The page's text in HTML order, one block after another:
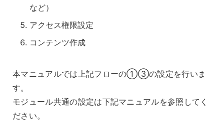
など）
アクセス権限設定
コンテンツ作成
本マニュアルでは上記フローの①③の設定を行いま
す。
モジュール共通の設定は下記マニュアルを参照してく
ださい。